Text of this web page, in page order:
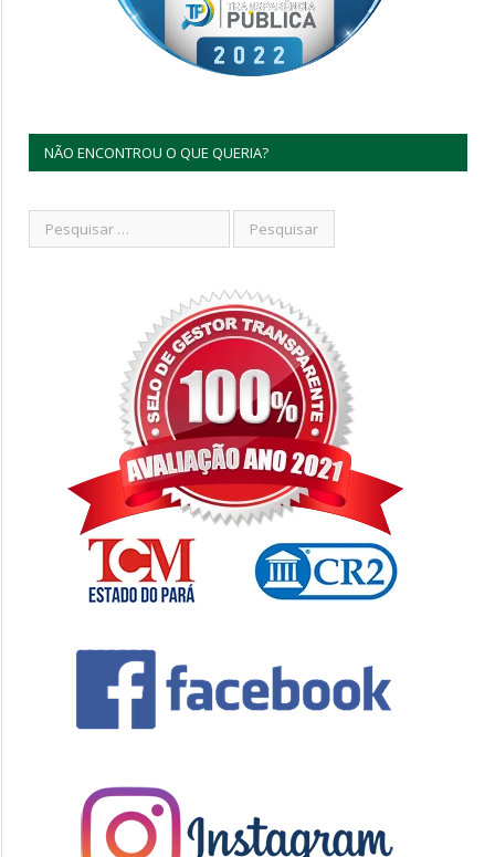
NÃO ENCONTROU O QUE QUERIA?